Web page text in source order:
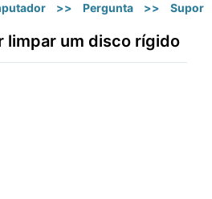
>> Pergunta >>
limpar um disco rígido